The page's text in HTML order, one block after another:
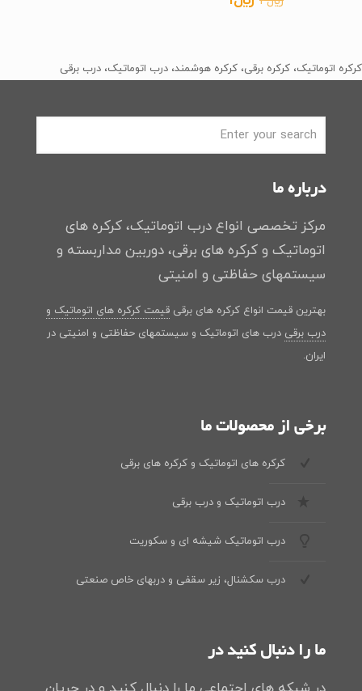
از 5
بود. است.
کرکره اتوماتیک، کرکره برقی، کرکره هوشمند، درب اتوماتیک، درب برقی
درباره ما
مرکز تخصصی انواع درب اتوماتیک، کرکره های
اتوماتیک و کرکره های برقی، دوربین مداربسته و
سیستمهای حفاظتی و امنیتی
بهترین قیمت انواع کرکره های برقی قیمت کرکره های اتوماتیک و
درب برقی درب های اتوماتیک و سیستمهای حفاظتی و امنیتی در
ایران.
برخی از محصولات ما
کرکره های اتوماتیک و کرکره های برقی
درب اتوماتیک و درب برقی
درب اتوماتیک شیشه ای و سکوریت
درب سکشنال، زیر سقفی و دربهای خاص صنعتی
ما را دنبال کنید در